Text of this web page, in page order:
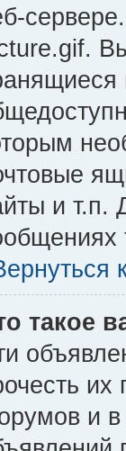
и т.п.
такое
и в